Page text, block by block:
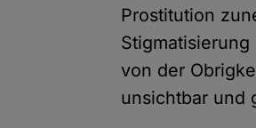
Prostitution
von der
unsichtbar und